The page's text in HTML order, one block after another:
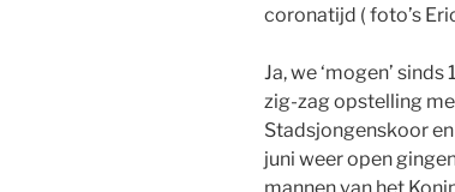
coronatijd ( foto’s
Ja, we ‘mogen’
zig-zag opstelling
Stadsjongenskoor
juni weer open